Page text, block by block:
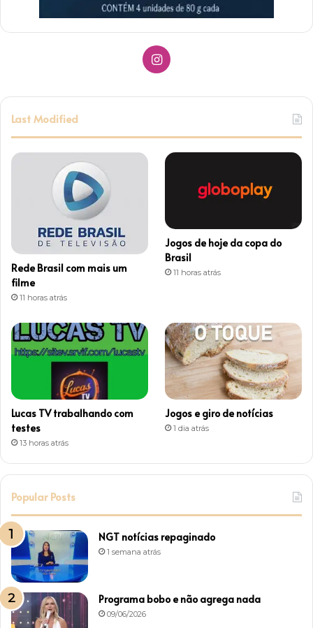
Instagram
Last Modified
Rede Brasil com mais um
filme
11 horas atrás
Jogos de hoje da copa do
Brasil
11 horas atrás
Lucas TV trabalhando com
testes
13 horas atrás
Jogos e giro de notícias
1 dia atrás
Popular Posts
NGT notícias repaginado
1 semana atrás
Programa bobo e não agrega nada
09/06/2026